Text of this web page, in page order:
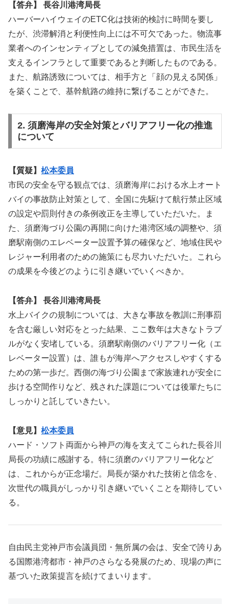
【答弁】 長谷川港湾局長
ハーバーハイウェイのETC化は技術的検討に時間を要し
たが、渋滞解消と利便性向上には不可欠であった。物流事
業者へのインセンティブとしての減免措置は、市民生活を
支えるインフラとして重要であると判断したものである。
また、航路誘致については、相手方と「顔の見える関係」
を築くことで、基幹航路の維持に繋げることができた。
2. 須磨海岸の安全対策とバリアフリー化の推進
について
【質疑】 松本委員
市民の安全を守る観点では、須磨海岸における水上オート
バイの事故防止対策として、全国に先駆けて航行禁止区域
の設定や罰則付きの条例改正を主導していただいた。ま
た、須磨海づり公園の再開に向けた港湾区域の調整や、須
磨駅南側のエレベーター設置予算の確保など、地域住民や
レジャー利用者のための施策にも尽力いただいた。これら
の成果を今後どのように引き継いでいくべきか。
【答弁】 長谷川港湾局長
水上バイクの規制については、大きな事故を教訓に刑事罰
を含む厳しい対応をとった結果、ここ数年は大きなトラブ
ルがなく安堵している。須磨駅南側のバリアフリー化（エ
レベーター設置）は、誰もが海岸へアクセスしやすくする
ための第一歩だ。西側の海づり公園まで家族連れが安全に
歩ける空間作りなど、残された課題については後輩たちに
しっかりと託していきたい。
【意見】 松本委員
ハード・ソフト両面から神戸の海を支えてこられた長谷川
局長の功績に感謝する。特に須磨のバリアフリー化など
は、これからが正念場だ。局長が築かれた技術と信念を、
次世代の職員がしっかり引き継いでいくことを期待してい
る。
自由民主党神戸市会議員団・無所属の会は、安全で誇りあ
る国際港湾都市・神戸のさらなる発展のため、現場の声に
基づいた政策提言を続けてまいります。